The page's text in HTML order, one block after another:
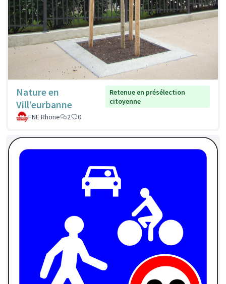
Nature en
Vill’eurbanne
Retenue en présélection
citoyenne
FNE Rhone
2 0